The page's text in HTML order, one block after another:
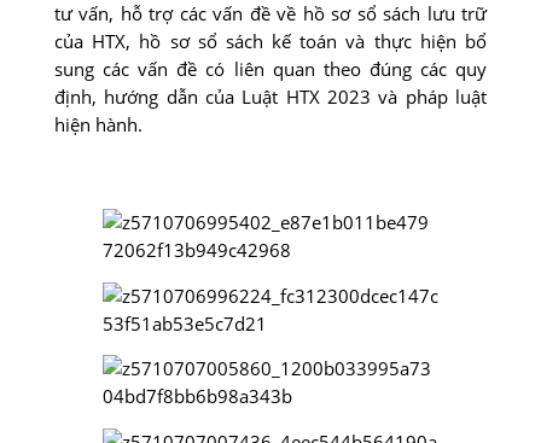
tư vấn, hỗ trợ các vấn đề về hồ sơ sổ sách lưu trữ
của HTX, hồ sơ sổ sách kế toán và thực hiện bổ
sung các vấn đề có liên quan theo đúng các quy
định, hướng dẫn của Luật HTX 2023 và pháp luật
hiện hành.